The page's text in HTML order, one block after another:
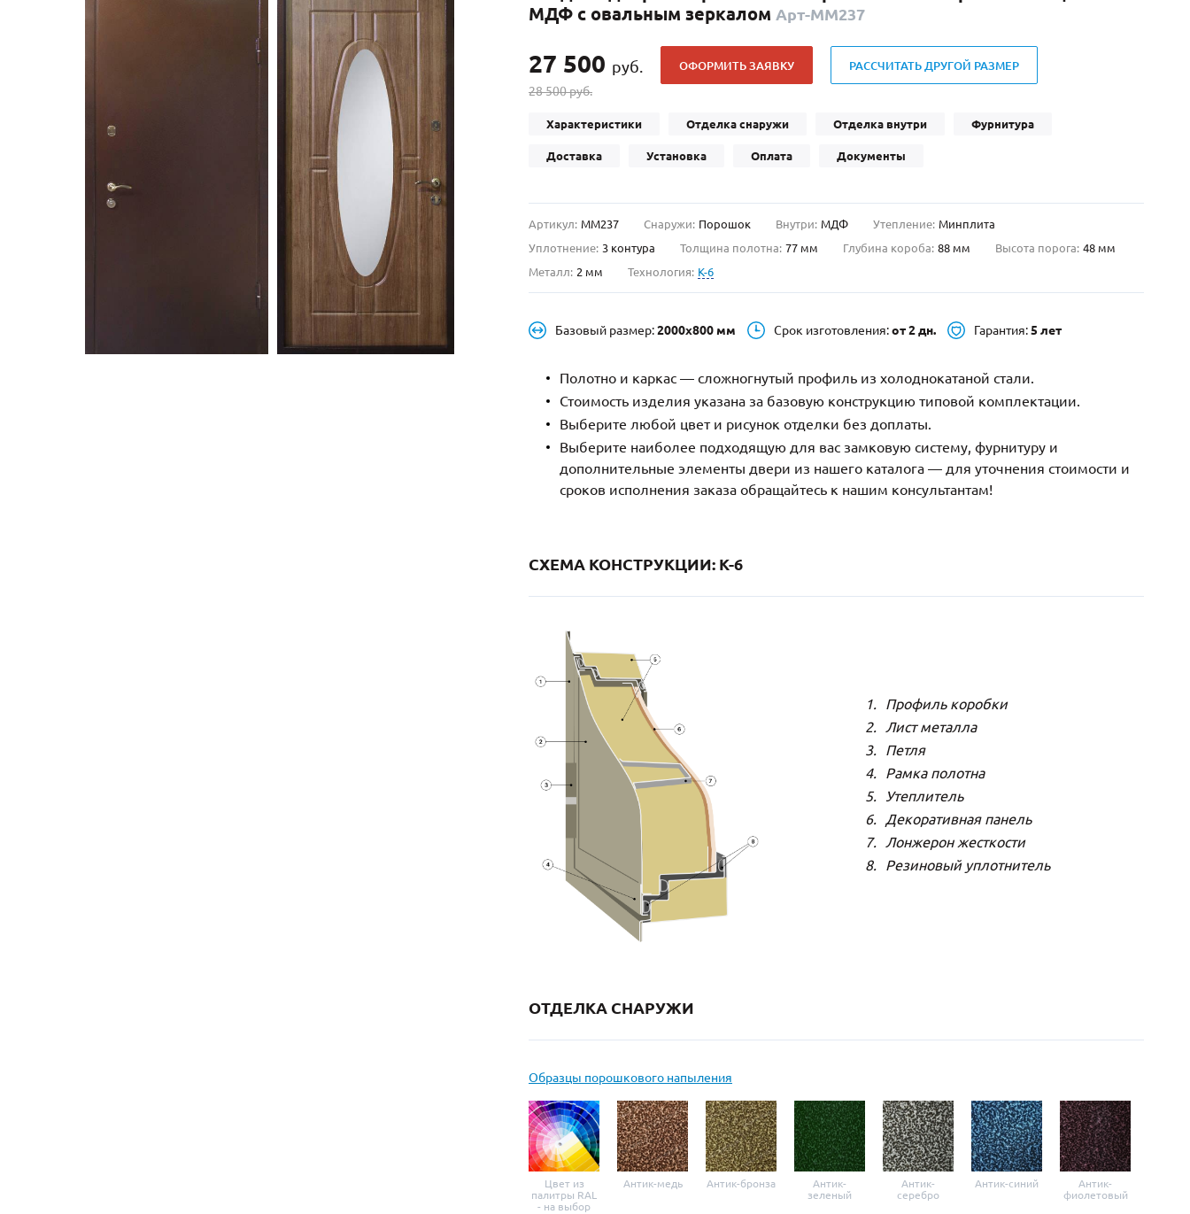
Для дачи(203)
Для бани
Для общественных зданий
Для магазина
Для электрощитовой
В лифтовые холлы
С отбойником(91)
С импостами (73)
(11)
Нестандартные
С фрамугой(265)
(499)
МДФ с овальным зеркалом Арт-ММ237
27 500 руб.
28 500 руб.
ОФОРМИТЬ ЗАЯВКУ РАССЧИТАТЬ ДРУГОЙ РАЗМЕР
Характеристики Отделка снаружи Отделка внутри Фурнитура
Доставка Установка Оплата Документы
Артикул: ММ237 Снаружи: Порошок Внутри: МДФ Утепление: Минплита
Уплотнение: 3 контура Толщина полотна: 77 мм Глубина короба: 88 мм Высота порога: 48 мм
Металл: 2 мм Технология: K-6
Базовый размер:2000х800 мм Срок изготовления:от 2 дн. Гарантия:5 лет
Полотно и каркас — сложногнутый профиль из холоднокатаной стали.
Стоимость изделия указана за базовую конструкцию типовой комплектации.
Выберите любой цвет и рисунок отделки без доплаты.
Выберите наиболее подходящую для вас замковую систему, фурнитуру и
дополнительные элементы двери из нашего каталога — для уточнения стоимости и
сроков исполнения заказа обращайтесь к нашим консультантам!
СХЕМА КОНСТРУКЦИИ: K-6
Профиль коробки
Лист металла
Петля
Рамка полотна
Утеплитель
Декоративная панель
Лонжерон жесткости
Резиновый уплотнитель
ОТДЕЛКА СНАРУЖИ
Образцы порошкового напыления
Цвет из
палитры RAL
- на выбор
Антик-медь Антик-бронза
Антик-
зеленый
Антик-
серебро
Антик-синий
Антик-
фиолетовый